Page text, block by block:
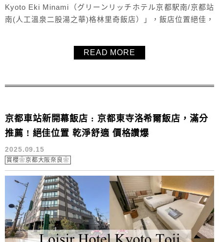
Kyoto Eki Minami（グリーンリッチホテル京都駅南/京都站
南(人工溫泉二股湯之華)格林里奇飯店）」，飯店位置絕佳，
價格更是令人太滿意！櫻花季旺季也能符合小資女預算！另
READ MORE
京都車站新開幕飯店 : 京都東寺洛希爾飯店，滿分
推薦 ! 絕佳位置 乾淨舒適 價格讚爆
2025.09.15
賞櫻❀京都大阪奈良❀